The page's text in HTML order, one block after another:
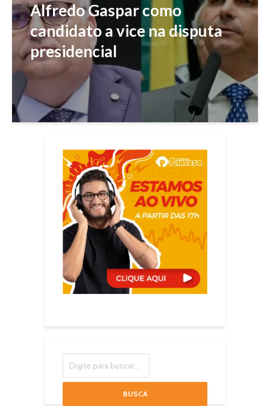
Alfredo Gaspar como
candidato a vice na disputa
presidencial
BUSCA